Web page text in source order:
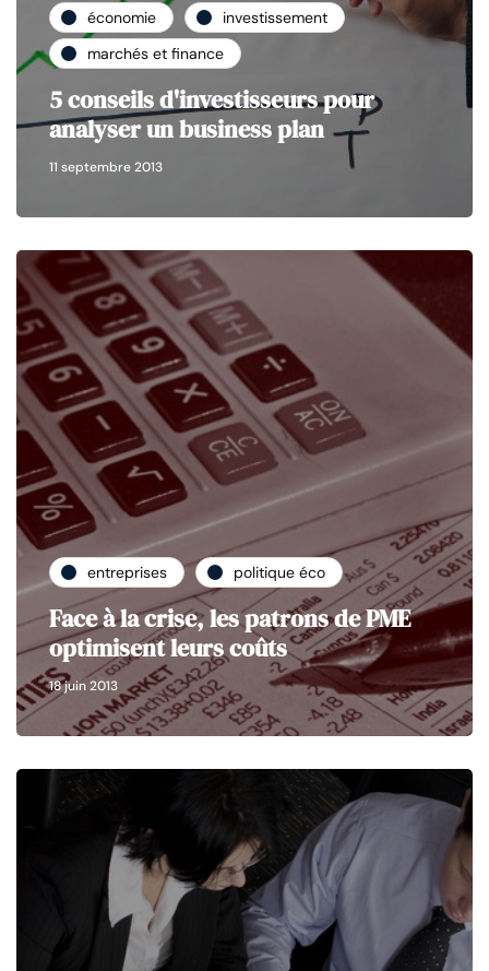
économie
investissement
marchés et finance
5 conseils d'investisseurs pour
analyser un business plan
11 septembre 2013
entreprises politique éco
Face à la crise, les patrons de PME
optimisent leurs coûts
18 juin 2013